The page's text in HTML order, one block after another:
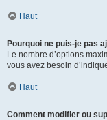
Haut
Pourquoi ne puis-je pas
Le nombre d’options
vous avez besoin
Haut
Comment modifier ou